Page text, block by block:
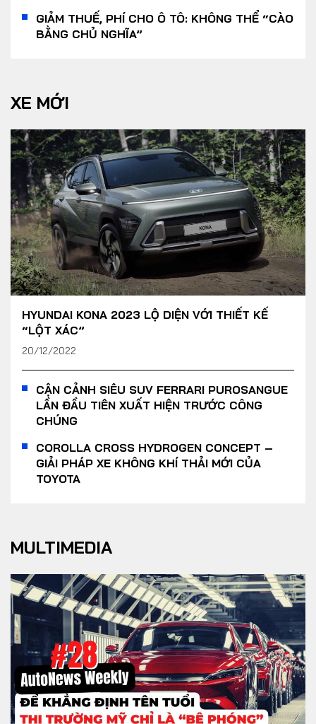
GIẢM THUẾ, PHÍ CHO Ô TÔ: KHÔNG THỂ “CÀO
BẰNG CHỦ NGHĨA”
XE MỚI
HYUNDAI KONA 2023 LỘ DIỆN VỚI THIẾT KẾ
“LỘT XÁC”
20/12/2022
CẬN CẢNH SIÊU SUV FERRARI PUROSANGUE
LẦN ĐẦU TIÊN XUẤT HIỆN TRƯỚC CÔNG
CHÚNG
COROLLA CROSS HYDROGEN CONCEPT –
GIẢI PHÁP XE KHÔNG KHÍ THẢI MỚI CỦA
TOYOTA
MULTIMEDIA